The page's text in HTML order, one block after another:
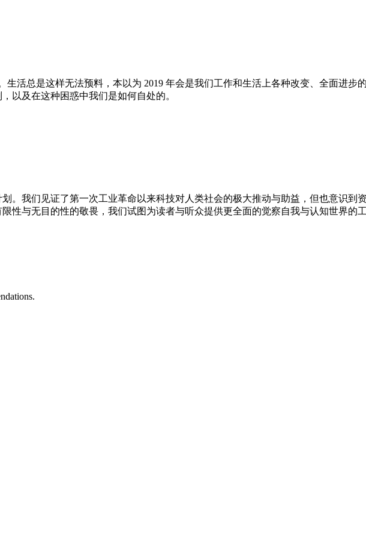
活总是这样无法预料，本以为 2019 年会是我们工作和生活上各种改变、全面进步
以及在这种困惑中我们是如何自处的。
。我们见证了第一次工业革命以来科技对人类社会的极大推动与助益，但也意识到
性与无目的性的敬畏，我们试图为读者与听众提供更全面的觉察自我与认知世界的